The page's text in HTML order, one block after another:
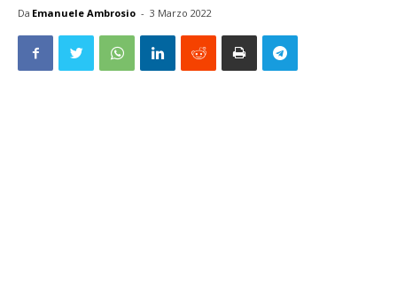
Da Emanuele Ambrosio - 3 Marzo 2022